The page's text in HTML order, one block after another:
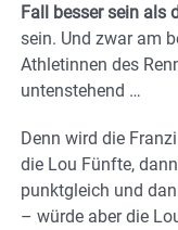
Fall besser sein als
sein. Und zwar am
Athletinnen des
untenstehend …
Denn wird die
die Lou Fünfte,
punktgleich und
– würde aber die